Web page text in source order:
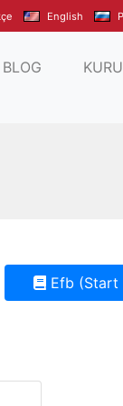
English
BLOG
Efb (Start